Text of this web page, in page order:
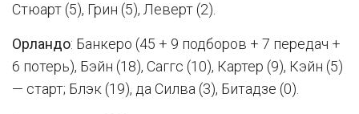
Стюарт (5), Грин (5), Леверт (2).
Орландо: Банкеро (45 + 9 подборов + 7 передач +
6 потерь), Бэйн (18), Саггс (10), Картер (9), Кэйн (5)
— старт; Блэк (19), да Силва (3), Битадзе (0).